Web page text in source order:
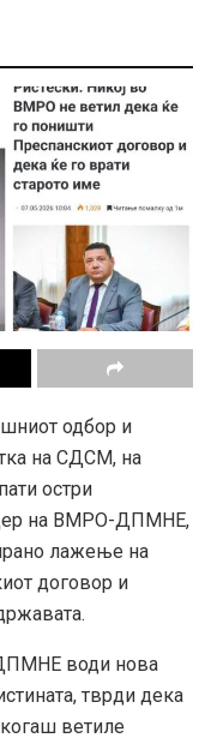
одбор и
на СДСМ, на
остри
на ВМРО-ДПМНЕ,
лажење на
договор и
води нова
тврди дека
ветиле